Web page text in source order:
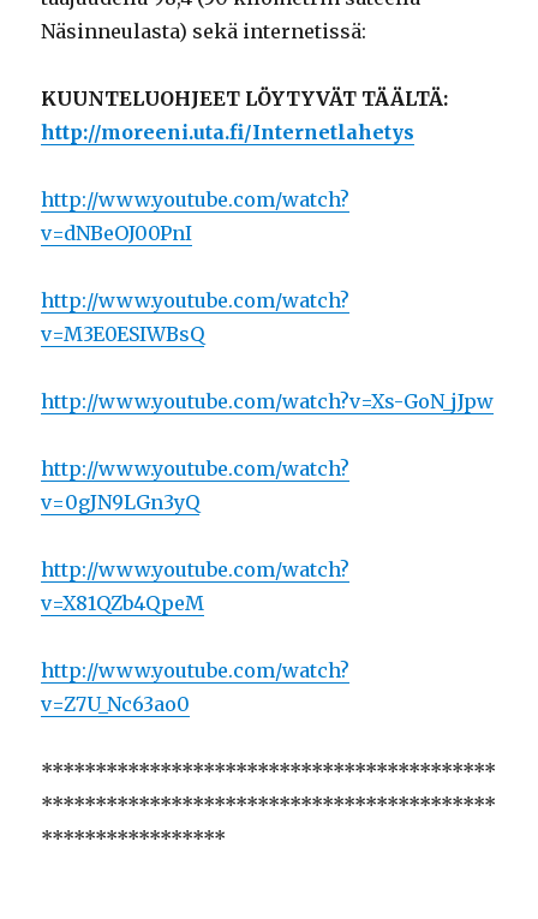
Näsinneulasta) sekä internetissä:
KUUNTELUOHJEET LÖYTYVÄT TÄÄLTÄ:
http://moreeni.uta.fi/Internetlahetys
http://www.youtube.com/watch?
v=dNBeOJ00PnI
http://www.youtube.com/watch?
v=M3E0ESIWBsQ
http://www.youtube.com/watch?v=Xs-GoN_jJpw
http://www.youtube.com/watch?
v=0gJN9LGn3yQ
http://www.youtube.com/watch?
v=X81QZb4QpeM
http://www.youtube.com/watch?
v=Z7U_Nc63ao0
******************************************
******************************************
*****************